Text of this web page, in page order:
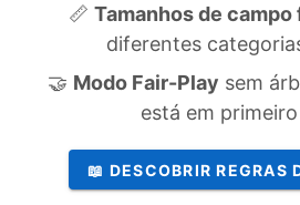
📏 Tamanhos de
diferentes
🤝 Modo Fair-Play sem
está em
📖 DESCOBRIR REGRAS